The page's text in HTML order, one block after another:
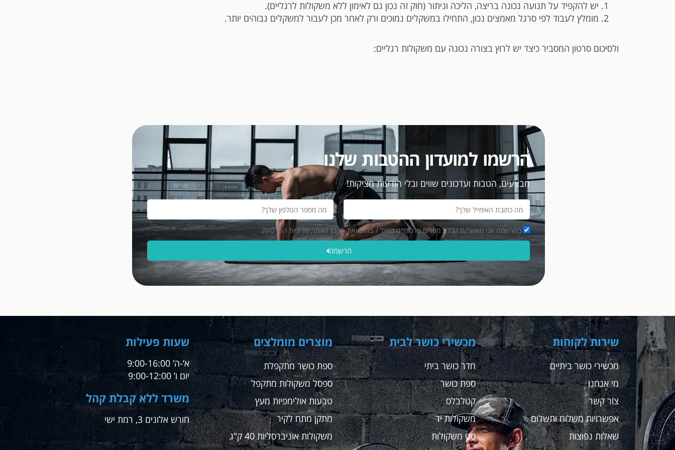
יש להקפיד על תנועה נכונה בריצה, הליכה וניתור (חוק זה נכון גם לאימון ללא משקולות לרגליים).
מומלץ לעבוד לפי סרגל מאמצים נכון, התחילו במשקלים נמוכים ורק לאחר מכן לעבור למשקלים גבוהים יותר.
ולסיכום סרטון המסביר כיצד יש לרוץ בצורה נכונה עם משקולות רגליים:
הרשמו למועדון ההטבות שלנו
מבצעים, הטבות ועדכונים שווים ובלי הודעות מציקות!
בהרשמה אני מאשר/ת קבלת מסרים פרסומיים במייל / SMS ואת תקנון האתר, מדיניות הפרטיות.
הרשמה
שירות לקוחות
מכשירי כושר ביתיים
מי אנחנו
צור קשר
אפשרויות משלוח ותשלום
שאלות נפוצות
מכשירי כושר לבית
חדר כושר ביתי
ספת כושר
קטלבלס
משקולות יד
סט משקולות
מוצרים מומלצים
ספת כושר מתקפלת
ספסל משקולות מתקפל
טבעות אולימפיות מעץ
מתקן מתח לקיר
משקולות אוניברסליות 40 ק"ג
שעות פעילות
א’-ה’ 9:00-16:00
יום ו’ 9:00-12:00
משרד ללא קבלת קהל
חורש אלונים 3, רמת ישי